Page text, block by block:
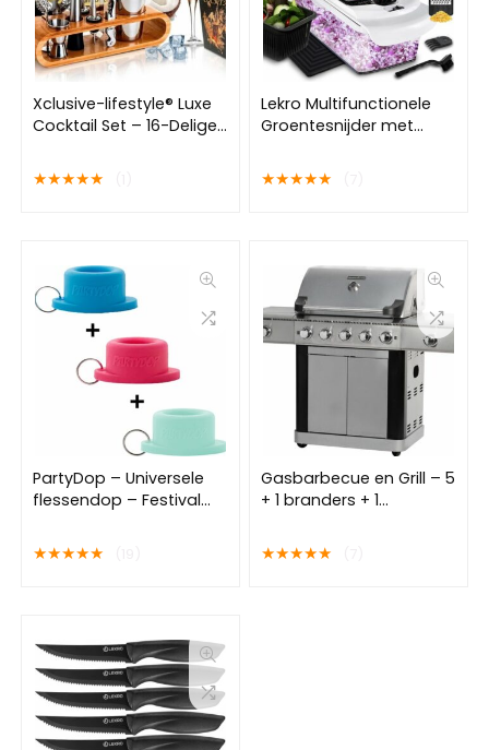
Xclusive-lifestyle® Luxe
Cocktail Set – 16-Delige
Shaker Set –
Nederlandstalig
★★★★★
Lekro Multifunctionele
Groentesnijder met
Mandoline – Uiensnijder
– Frietsnijder –
12-delig
★★★★★
PartyDop – Universele
flessendop – Festival
Festidop – Met
sleutelhanger – roze –
★★★★★
Gasbarbecue en Grill – 5
+ 1 branders + 1
Buitenkeuken –
Edelstaal BBQ
★★★★★